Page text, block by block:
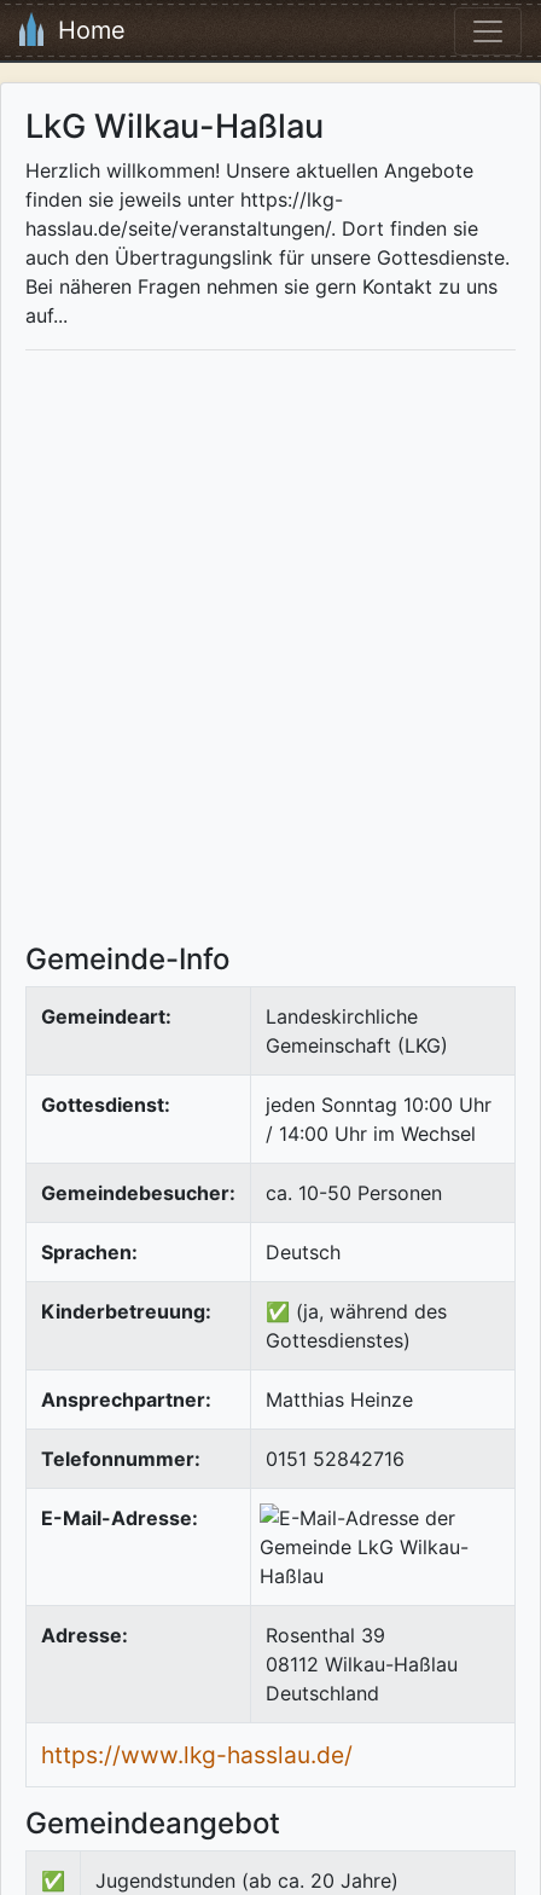
Home
LkG Wilkau-Haßlau
Herzlich willkommen! Unsere aktuellen Angebote
finden sie jeweils unter https://lkg-
hasslau.de/seite/veranstaltungen/. Dort finden sie
auch den Übertragungslink für unsere Gottesdienste.
Bei näheren Fragen nehmen sie gern Kontakt zu uns
auf...
Gemeinde-Info
Gemeindeart:
Landeskirchliche
Gemeinschaft (LKG)
Gottesdienst:
jeden Sonntag 10:00 Uhr
/ 14:00 Uhr im Wechsel
Gemeindebesucher: ca. 10-50 Personen
Sprachen: Deutsch
Kinderbetreuung:
✅ (ja, während des
Gottesdienstes)
Ansprechpartner: Matthias Heinze
Telefonnummer: 0151 52842716
E-Mail-Adresse:
Adresse:
Rosenthal 39
08112 Wilkau-Haßlau
Deutschland
https://www.lkg-hasslau.de/
Gemeindeangebot
✅ Jugendstunden (ab ca. 20 Jahre)